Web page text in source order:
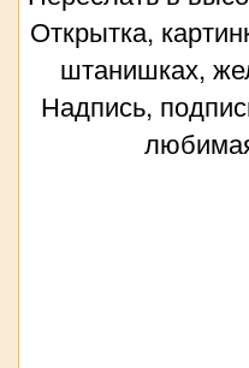
Открытка,
штанишках,
Надпись,